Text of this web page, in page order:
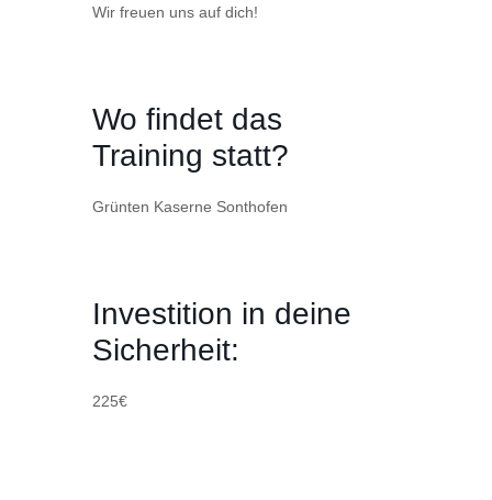
Wir freuen uns auf dich!
Wo findet das
Training statt?
Grünten Kaserne Sonthofen
Investition in deine
Sicherheit:
225€